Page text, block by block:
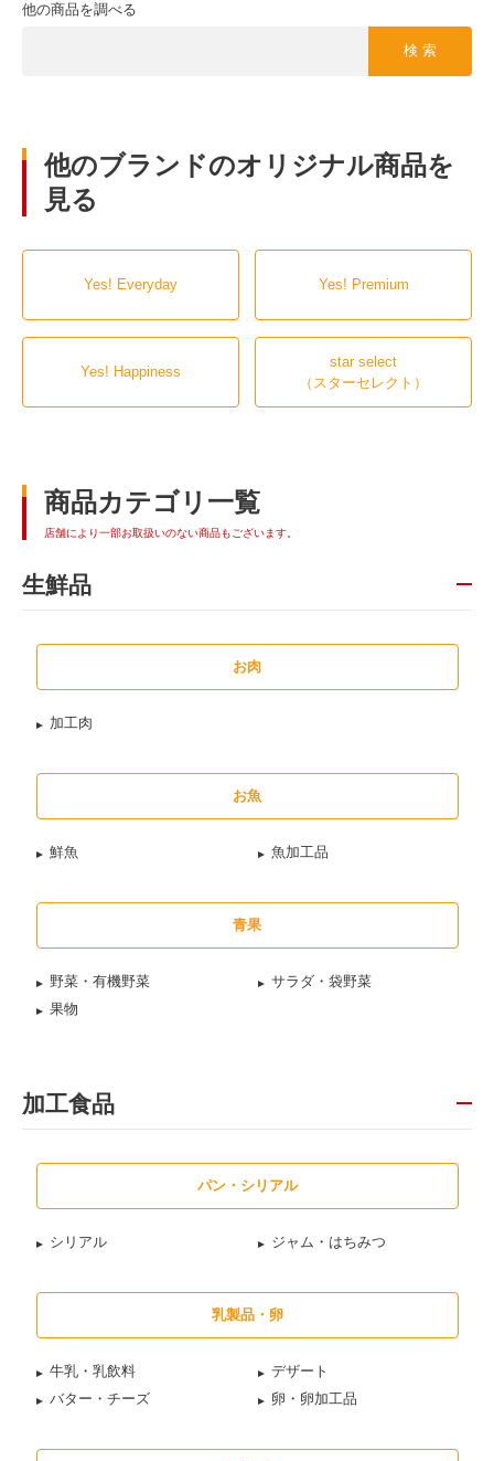
他の商品を調べる
検 索
他のブランドのオリジナル商品を
見る
Yes! Everyday Yes! Premium
Yes! Happiness
star select
（スターセレクト）
商品カテゴリ一覧
店舗により一部お取扱いのない商品もございます。
生鮮品
お肉
加工肉
お魚
鮮魚 魚加工品
青果
野菜・有機野菜
サラダ・袋野菜
果物
加工食品
パン・シリアル
シリアル ジャム・はちみつ
乳製品・卵
牛乳・乳飲料
デザート
バター・チーズ
卵・卵加工品